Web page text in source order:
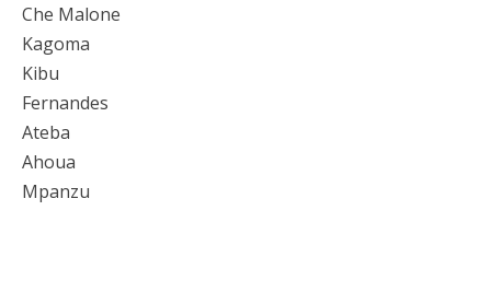
Che Malone
Kagoma
Kibu
Fernandes
Ateba
Ahoua
Mpanzu